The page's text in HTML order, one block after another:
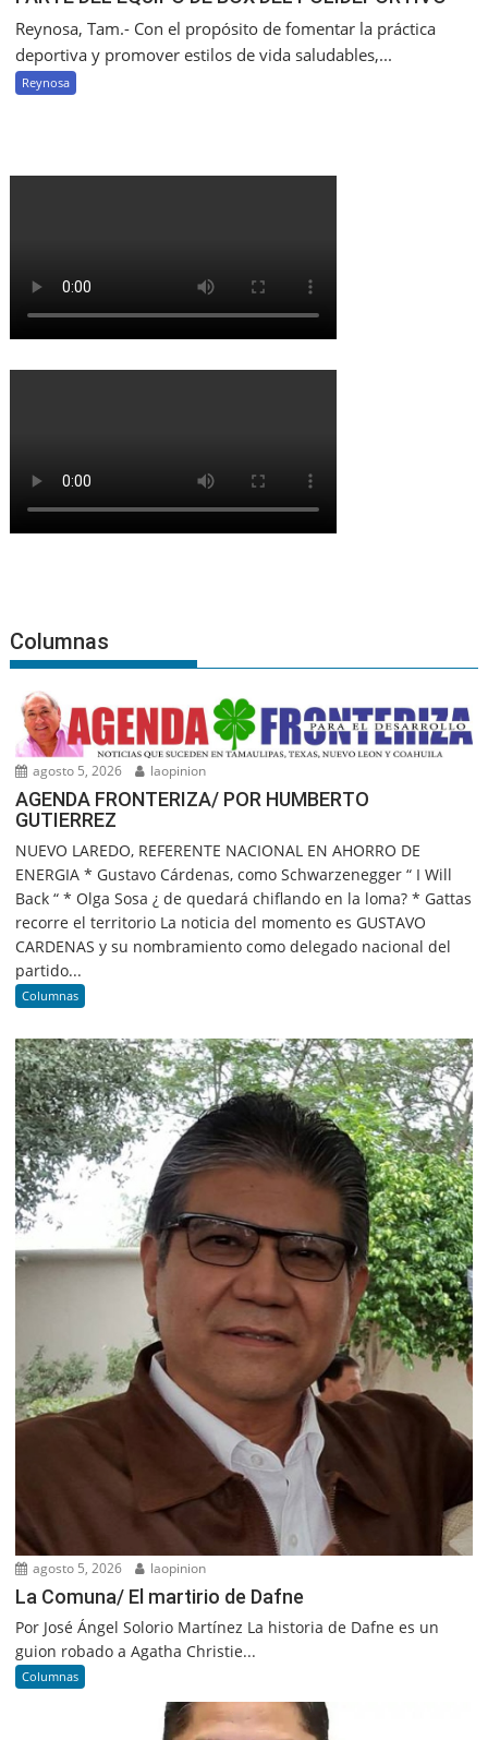
Reynosa, Tam.- Con el propósito de fomentar la práctica
deportiva y promover estilos de vida saludables,...
Reynosa
Columnas
agosto 5, 2026 laopinion
AGENDA FRONTERIZA/ POR HUMBERTO
GUTIERREZ
NUEVO LAREDO, REFERENTE NACIONAL EN AHORRO DE
ENERGIA * Gustavo Cárdenas, como Schwarzenegger “ I Will
Back “ * Olga Sosa ¿ de quedará chiflando en la loma? * Gattas
recorre el territorio La noticia del momento es GUSTAVO
CARDENAS y su nombramiento como delegado nacional del
partido...
Columnas
agosto 5, 2026 laopinion
La Comuna/ El martirio de Dafne
Por José Ángel Solorio Martínez La historia de Dafne es un
guion robado a Agatha Christie...
Columnas